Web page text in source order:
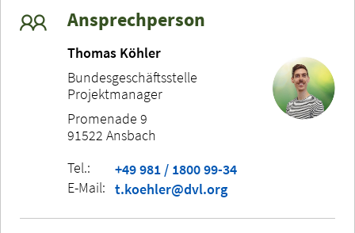
Ansprechperson
Thomas Köhler
Bundesgeschäftsstelle
Projektmanager
Promenade 9
91522 Ansbach
Tel.:
+49 981 / 1800 99-34
E-Mail: t.koehler@dvl.org